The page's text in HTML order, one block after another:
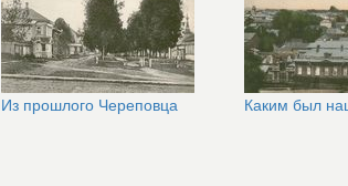
Из прошлого Череповца Каким был